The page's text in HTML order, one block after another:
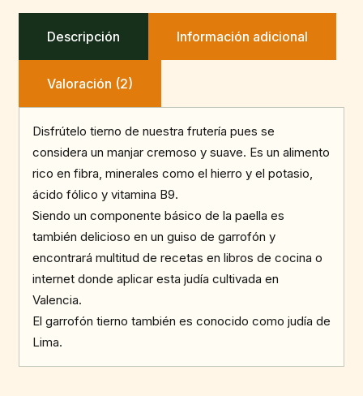
Descripción Información adicional
Valoración (2)
Disfrútelo tierno de nuestra frutería pues se
considera un manjar cremoso y suave. Es un alimento
rico en fibra, minerales como el hierro y el potasio,
ácido fólico y vitamina B9.
Siendo un componente básico de la paella es
también delicioso en un guiso de garrofón y
encontrará multitud de recetas en libros de cocina o
internet donde aplicar esta judía cultivada en
Valencia.
El garrofón tierno también es conocido como judía de
Lima.